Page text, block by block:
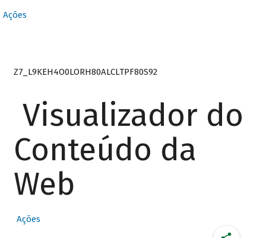
Ações
Z7_L9KEH4O0LORH80ALCLTPF80S92
Visualizador do
Conteúdo da
Web
Ações